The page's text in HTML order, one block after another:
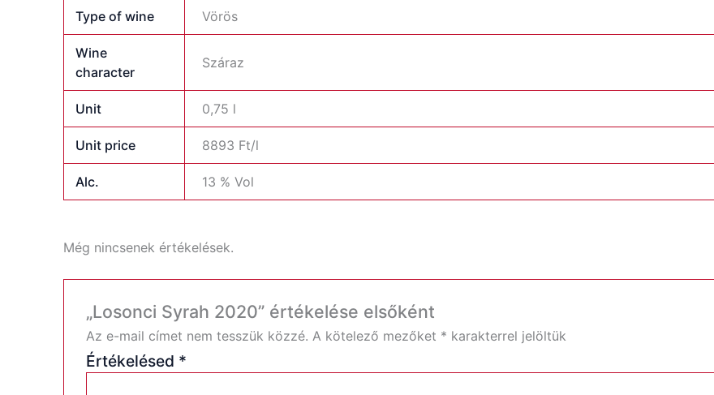
Type of wine Vörös
Wine
character
Száraz
Unit 0,75 l
Unit price 8893 Ft/l
Alc. 13 % Vol
Még nincsenek értékelések.
„Losonci Syrah 2020” értékelése elsőként
Az e-mail címet nem tesszük közzé. A kötelező mezőket * karakterrel jelöltük
Értékelésed *